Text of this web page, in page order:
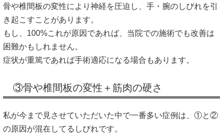
骨や椎間板の変性により神経を圧迫し、手・腕のしびれを引
き起こすことがあります。
もし、100%これが原因であれば、当院での施術でも改善は
困難かもしれません。
症状が重篤であれば手術適応になる場合もあります。
③骨や椎間板の変性＋筋肉の硬さ
私が今まで見させていただいた中で一番多い症例は、①と②
の原因が混在してるしびれです。